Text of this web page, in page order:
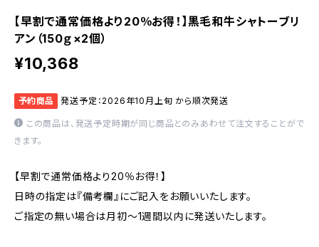
【早割で通常価格より20％お得！】黒毛和牛シャトーブリ
アン（150ｇ×2個）
¥10,368
予約商品 発送予定：2026年10月上旬 から順次発送
この商品は、発送予定時期が同じ商品とのみあわせて注文することがで
きます。
【早割で通常価格より20％お得！】
日時の指定は『備考欄』にご記入をお願いいたします。
ご指定の無い場合は月初～1週間以内に発送いたします。